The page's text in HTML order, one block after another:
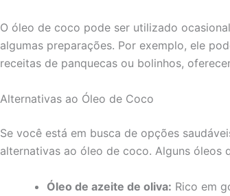
O óleo de coco pode ser utilizado
algumas preparações. Por exemplo, ele
receitas de panquecas ou bolinhos,
Alternativas ao Óleo de Coco
Se você está em busca de opções
alternativas ao óleo de coco. Alguns óleos
Óleo de azeite de oliva: Rico em